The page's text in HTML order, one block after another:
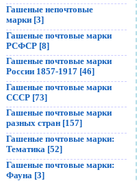
Гашеные непочтовые
марки [3]
Гашеные почтовые марки
РСФСР [8]
Гашеные почтовые марки
России 1857-1917 [46]
Гашеные почтовые марки
СССР [73]
Гашеные почтовые марки
разных стран [157]
Гашеные почтовые марки:
Тематика [52]
Гашеные почтовые марки:
Фауна [3]